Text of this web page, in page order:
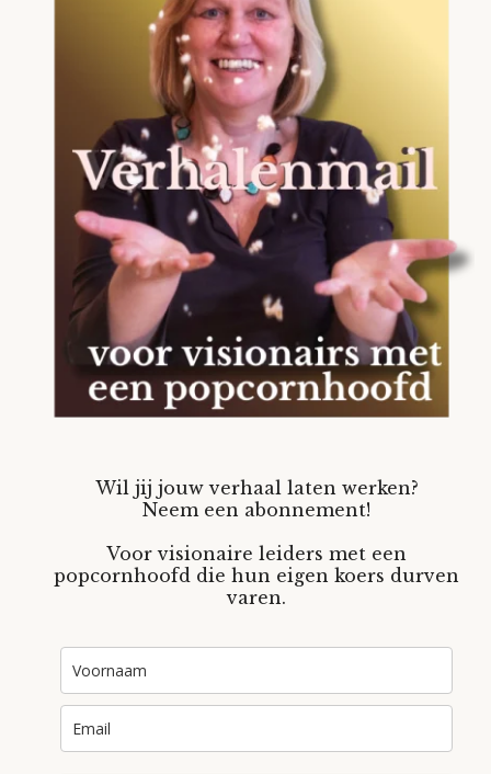
Wil jij jouw verhaal laten werken?
Neem een abonnement!
Voor visionaire leiders met een
popcornhoofd die hun eigen koers durven
varen.